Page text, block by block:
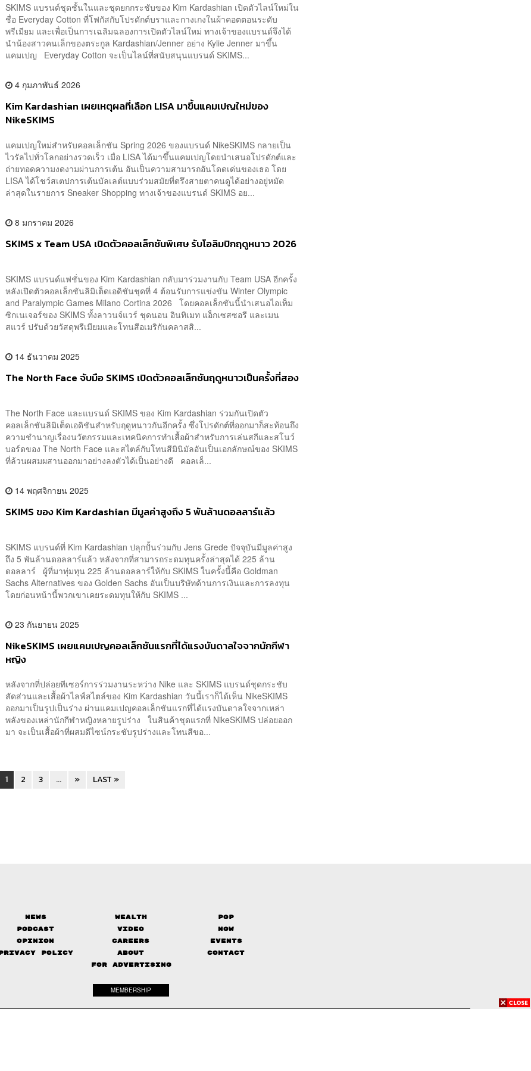
SKIMS แบรนด์ชุดชั้นในและชุดยกกระชับของ Kim Kardashian เปิดตัวไลน์ใหม่ใน
ชื่อ Everyday Cotton ที่โฟกัสกับโปรดักต์บราและกางเกงในผ้าคอตตอนระดับ
พรีเมียม และเพื่อเป็นการเฉลิมฉลองการเปิดตัวไลน์ใหม่ ทางเจ้าของแบรนด์จึงได้
นำน้องสาวคนเล็กของตระกูล Kardashian/Jenner อย่าง Kylie Jenner มาขึ้น
แคมเปญ Everyday Cotton จะเป็นไลน์ที่สนับสนุนแบรนด์ SKIMS...
4 กุมภาพันธ์ 2026
Kim Kardashian เผยเหตุผลที่เลือก LISA มาขึ้นแคมเปญใหม่ของ
NikeSKIMS
แคมเปญใหม่สำหรับคอลเล็กชัน Spring 2026 ของแบรนด์ NikeSKIMS กลายเป็น
ไวรัลไปทั่วโลกอย่างรวดเร็ว เมื่อ LISA ได้มาขึ้นแคมเปญโดยนำเสนอโปรดักต์และ
ถ่ายทอดความงดงามผ่านการเต้น อันเป็นความสามารถอันโดดเด่นของเธอ โดย
LISA ได้โชว์สเตปการเต้นบัลเลต์แบบร่วมสมัยที่ตรึงสายตาคนดูได้อย่างอยู่หมัด
ล่าสุดในรายการ Sneaker Shopping ทางเจ้าของแบรนด์ SKIMS อย...
8 มกราคม 2026
SKIMS x Team USA เปิดตัวคอลเล็กชันพิเศษ รับโอลิมปิกฤดูหนาว 2026
SKIMS แบรนด์แฟชั่นของ Kim Kardashian กลับมาร่วมงานกับ Team USA อีกครั้ง
หลังเปิดตัวคอลเล็กชันลิมิเต็ดเอดิชันชุดที่ 4 ต้อนรับการแข่งขัน Winter Olympic
and Paralympic Games Milano Cortina 2026 โดยคอลเล็กชันนี้นำเสนอไอเท็ม
ซิกเนเจอร์ของ SKIMS ทั้งลาวนจ์แวร์ ชุดนอน อินทิเมท แอ็กเซสซอรี และเมน
สแวร์ ปรับด้วยวัสดุพรีเมียมและโทนสีอเมริกันคลาสสิ...
14 ธันวาคม 2025
The North Face จับมือ SKIMS เปิดตัวคอลเล็กชันฤดูหนาวเป็นครั้งที่สอง
The North Face และแบรนด์ SKIMS ของ Kim Kardashian ร่วมกันเปิดตัว
คอลเล็กชันลิมิเต็ดเอดิชันสำหรับฤดูหนาวกันอีกครั้ง ซึ่งโปรดักต์ที่ออกมาก็สะท้อนถึง
ความชำนาญเรื่องนวัตกรรมและเทคนิคการทำเสื้อผ้าสำหรับการเล่นสกีและสโนว์
บอร์ดของ The North Face และสไตล์กับโทนสีมินิมัลอันเป็นเอกลักษณ์ของ SKIMS
ที่ล้วนผสมผสานออกมาอย่างลงตัวได้เป็นอย่างดี คอลเล็...
14 พฤศจิกายน 2025
SKIMS ของ Kim Kardashian มีมูลค่าสูงถึง 5 พันล้านดอลลาร์แล้ว
SKIMS แบรนด์ที่ Kim Kardashian ปลุกปั้นร่วมกับ Jens Grede ปัจจุบันมีมูลค่าสูง
ถึง 5 พันล้านดอลลาร์แล้ว หลังจากที่สามารถระดมทุนครั้งล่าสุดได้ 225 ล้าน
ดอลลาร์ ผู้ที่มาทุ่มทุน 225 ล้านดอลลาร์ให้กับ SKIMS ในครั้งนี้คือ Goldman
Sachs Alternatives ของ Golden Sachs อันเป็นบริษัทด้านการเงินและการลงทุน
โดยก่อนหน้านี้พวกเขาเคยระดมทุนให้กับ SKIMS ...
23 กันยายน 2025
NikeSKIMS เผยแคมเปญคอลเล็กชันแรกที่ได้แรงบันดาลใจจากนักกีฬา
หญิง
หลังจากที่ปล่อยทีเซอร์การร่วมงานระหว่าง Nike และ SKIMS แบรนด์ชุดกระชับ
สัดส่วนและเสื้อผ้าไลฟ์สไตล์ของ Kim Kardashian วันนี้เราก็ได้เห็น NikeSKIMS
ออกมาเป็นรูปเป็นร่าง ผ่านแคมเปญคอลเล็กชันแรกที่ได้แรงบันดาลใจจากเหล่า
พลังของเหล่านักกีฬาหญิงหลายรูปร่าง ในสินค้าชุดแรกที่ NikeSKIMS ปล่อยออก
มา จะเป็นเสื้อผ้าที่ผสมดีไซน์กระชับรูปร่างและโทนสีขอ...
1 2 3 ... » LAST »
News Wealth
Pop
Podcast
Video
Now
Opinion
Careers
Events
Privacy Policy
About
Contact
FOR ADVERTISING
MEMBERSHIP